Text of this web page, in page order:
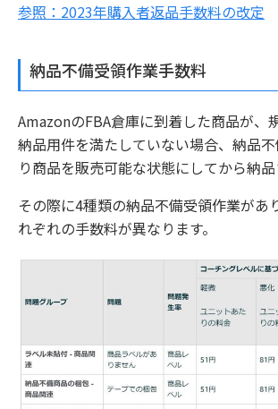
参照：2023年購入者返品手数料の改定
納品不備受領作業手数料
AmazonのFBA倉庫に到着した商品が、
納品用件を満たしていない場合、納品
り商品を販売可能な状態にしてから納品
その際に4種類の納品不備受領作業があ
れぞれの手数料が異なります。